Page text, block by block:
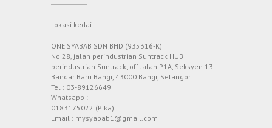
Lokasi kedai :
ONE SYABAB SDN BHD (935316-K)
No 28, jalan perindustrian Suntrack HUB
perindustrian Suntrack, off Jalan P1A, Seksyen 13
Bandar Baru Bangi, 43000 Bangi, Selangor
Tel : 03-89126649
Whatsapp :
0183175022 (Pika)
Email : mysyabab1@gmail.com